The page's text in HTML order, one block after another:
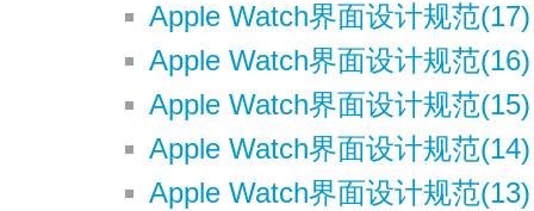
Apple Watch界面设计规范
Apple Watch界面设计规范
Apple Watch界面设计规范
Apple Watch界面设计规范
Apple Watch界面设计规范